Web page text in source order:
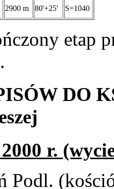
2900 m 80'+25' S=1040
etap
DO
r.
Podl.